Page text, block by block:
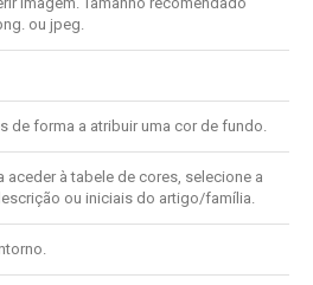
ou jpeg.
de forma a atribuir uma cor de fundo.
aceder à tabele de cores, selecione a
ou iniciais do artigo/família.